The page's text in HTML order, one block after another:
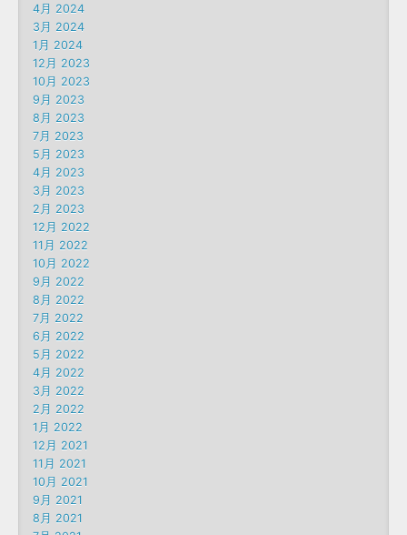
4月 2024
3月 2024
1月 2024
12月 2023
10月 2023
9月 2023
8月 2023
7月 2023
5月 2023
4月 2023
3月 2023
2月 2023
12月 2022
11月 2022
10月 2022
9月 2022
8月 2022
7月 2022
6月 2022
5月 2022
4月 2022
3月 2022
2月 2022
1月 2022
12月 2021
11月 2021
10月 2021
9月 2021
8月 2021